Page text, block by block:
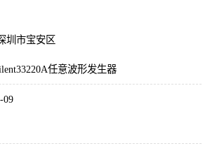
圳市宝安区
任意波形发生器
09